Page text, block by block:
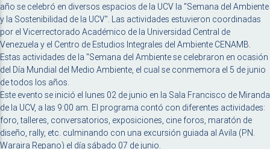
año se celebró en diversos espacios de la UCV la "Semana del Ambiente
y la Sostenibilidad de la UCV". Las actividades estuvieron coordinadas
por el Vicerrectorado Académico de la Universidad Central de
Venezuela y el Centro de Estudios Integrales del Ambiente CENAMB.
Estas actividades de la "Semana del Ambiente se celebraron en ocasión
del Día Mundial del Medio Ambiente, el cual se conmemora el 5 de junio
de todos los años.
Este evento se inició el lunes 02 de junio en la Sala Francisco de Miranda
de la UCV, a las 9:00 am. El programa contó con diferentes actividades:
foro, talleres, conversatorios, exposiciones, cine foros, maratón de
diseño, rally, etc. culminando con una excursión guiada al Avila (PN.
Waraira Repano) el día sábado 07 de junio.